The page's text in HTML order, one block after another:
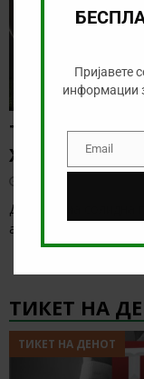
ТИП НА ДЕНОТ
Денес нема солидна
анализираме дуелот
ТИКЕТ НА
ТИКЕТ НА ДЕНОТ
Пријавете
информации
EmailEmail